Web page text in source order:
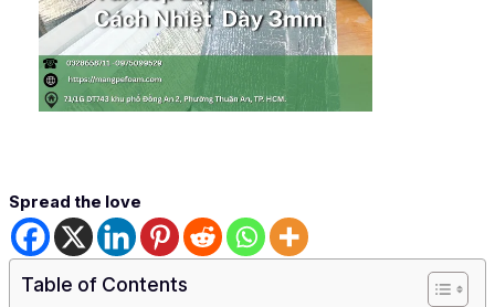
Spread the love
Table of Contents